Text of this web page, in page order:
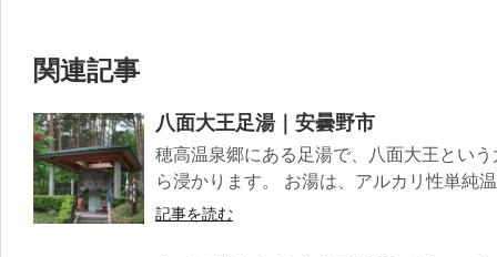
関連記事
八面大王足湯｜安曇野市
穂高温泉郷にある足湯で、八面大王とい
ら浸かります。 お湯は、アルカリ性単純
記事を読む